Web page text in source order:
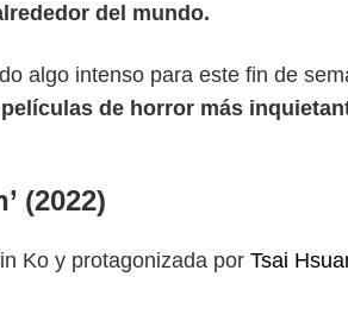
del mundo.
algo intenso para este fin de
de horror más
(2022)
Ko y protagonizada por Tsai